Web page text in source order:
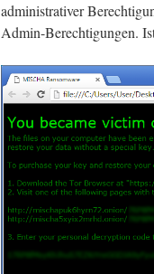
administrativer
Admin-Berechtigungen.